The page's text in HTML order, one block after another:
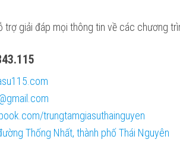
giải đáp mọi thông tin về các chương
trungtamgiasuthainguyen
Thống Nhất, thành phố Thái Nguyên